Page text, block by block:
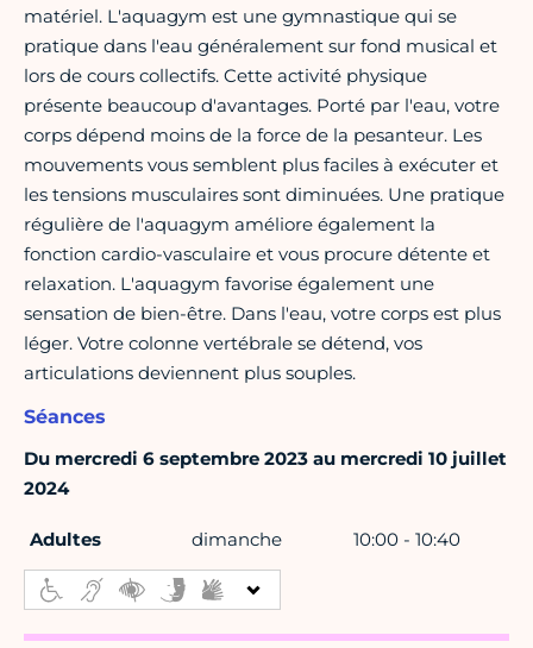
matériel. L'aquagym est une gymnastique qui se
pratique dans l'eau généralement sur fond musical et
lors de cours collectifs. Cette activité physique
présente beaucoup d'avantages. Porté par l'eau, votre
corps dépend moins de la force de la pesanteur. Les
mouvements vous semblent plus faciles à exécuter et
les tensions musculaires sont diminuées. Une pratique
régulière de l'aquagym améliore également la
fonction cardio-vasculaire et vous procure détente et
relaxation. L'aquagym favorise également une
sensation de bien-être. Dans l'eau, votre corps est plus
léger. Votre colonne vertébrale se détend, vos
articulations deviennent plus souples.
Séances
Du mercredi 6 septembre 2023 au mercredi 10 juillet
2024
Adultes dimanche 10:00 - 10:40